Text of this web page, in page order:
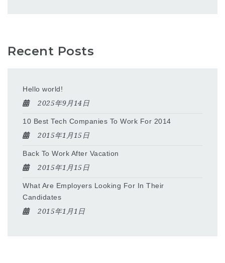
Recent Posts
Hello world!
2025年9月14日
10 Best Tech Companies To Work For 2014
2015年1月15日
Back To Work After Vacation
2015年1月15日
What Are Employers Looking For In Their
Candidates
2015年1月1日